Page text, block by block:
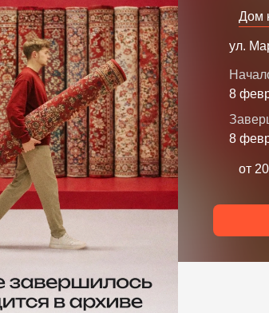
Дом
ул.
8
8
от